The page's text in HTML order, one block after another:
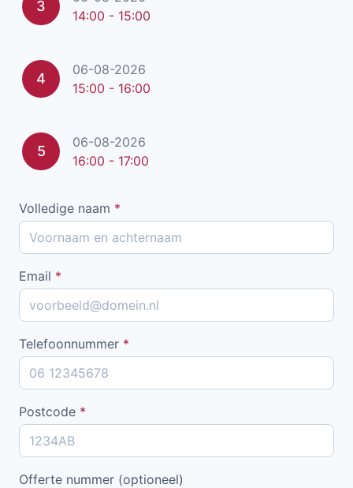
3
14:00 - 15:00
4
06-08-2026
15:00 - 16:00
5
06-08-2026
16:00 - 17:00
Volledige naam *
Email *
Telefoonnummer *
Postcode *
Offerte nummer (optioneel)